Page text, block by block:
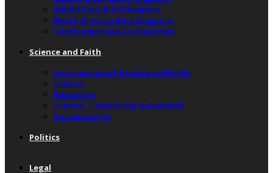
Middle East & Its Diaspora
North America & Its Diaspora
South America & Its Diaspora
Science and Faith
Intersection of Science and Faith
Science
Education
Science, Technology & Research
Sustainability
Politics
Legal